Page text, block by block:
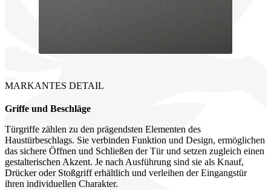
MARKANTES DETAIL
Griffe und Beschläge
Türgriffe zählen zu den prägendsten Elementen des
Haustürbeschlags. Sie verbinden Funktion und Design, ermöglichen
das sichere Öffnen und Schließen der Tür und setzen zugleich einen
gestalterischen Akzent. Je nach Ausführung sind sie als Knauf,
Drücker oder Stoßgriff erhältlich und verleihen der Eingangstür
ihren individuellen Charakter.